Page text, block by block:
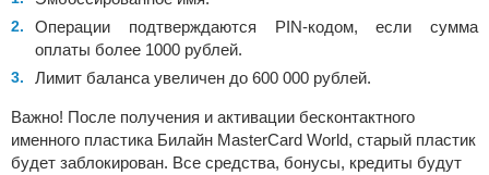
Операции подтверждаются PIN-кодом, если сумма
оплаты более 1000 рублей.
Лимит баланса увеличен до 600 000 рублей.
Важно! После получения и активации бесконтактного
именного пластика Билайн MasterCard World, старый пластик
будет заблокирован. Все средства, бонусы, кредиты будут